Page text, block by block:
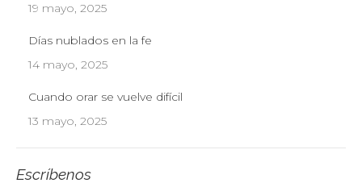
19 mayo, 2025
Días nublados en la fe
14 mayo, 2025
Cuando orar se vuelve difícil
13 mayo, 2025
Escríbenos